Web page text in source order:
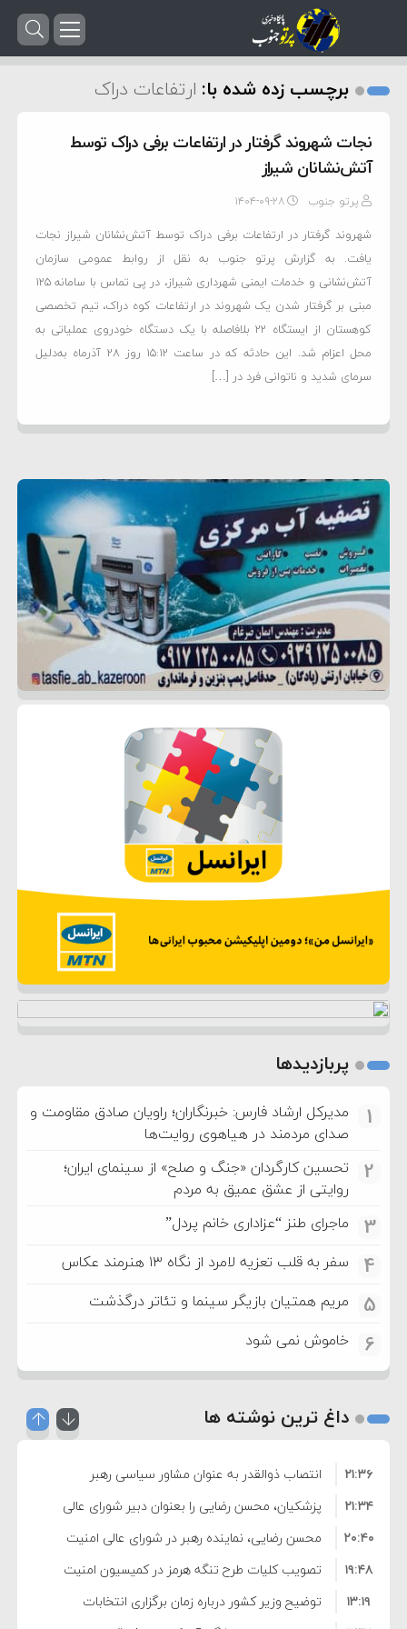
برچسب زده شده با: ارتفاعات دراک
نجات شهروند گرفتار در ارتفاعات برفی دراک توسط
آتش‌نشانان شیراز
پرتو جنوب ۱۴۰۴-۰۹-۲۸
شهروند گرفتار در ارتفاعات برفی دراک توسط آتش‌نشانان شیراز نجات
یافت. به گزارش پرتو جنوب به نقل از روابط عمومی سازمان
آتش‌نشانی و خدمات ایمنی شهرداری شیراز، در پی تماس با سامانه ۱۲۵
مبنی بر گرفتار شدن یک شهروند در ارتفاعات کوه دراک، تیم تخصصی
کوهستان از ایستگاه ۲۲ بلافاصله با یک دستگاه خودروی عملیاتی به
محل اعزام شد. این حادثه که در ساعت ۱۵:۱۲ روز ۲۸ آذرماه به‌دلیل
سرمای شدید و ناتوانی فرد در […]
پربازدیدها
1
مدیرکل ارشاد فارس: خبرنگاران؛ راویان صادق مقاومت و
صدای مردمند در هیاهوی روایت‌ها
2
تحسین کارگردان «جنگ و صلح» از سینمای ایران؛
روایتی از عشق عمیق به مردم
3 ماجرای طنز “عزاداری خانم پردل”
4 سفر به قلب تعزیه لامرد از نگاه ۱۳ هنرمند عکاس
5 مریم همتیان بازیگر سینما و تئاتر درگذشت
6 خاموش نمی شود
داغ ترین نوشته ها
انتصاب ذوالقدر به عنوان مشاور سیاسی رهبر
انقلاب
۲۱:۳۶
پزشکیان، محسن رضایی را بعنوان دبیر شورای عالی
امنیت منصوب کرد
۲۱:۳۴
محسن رضایی، نماینده رهبر در شورای عالی امنیت
ملی شد
۲۰:۴۰
تصویب کلیات طرح تنگه هرمز در کمیسیون امنیت
ملی
۱۹:۴۸
توضیح وزیر کشور درباره زمان برگزاری انتخابات
۱۳:۱۹